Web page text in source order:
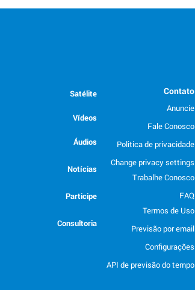
Contato
Anuncie
Fale Conosco
Politica de privacidade
Change privacy settings
Trabalhe Conosco
FAQ
Termos de Uso
Previsão por email
Configurações
API de previsão do tempo
Satélite
Vídeos
Áudios
Notícias
Participe
Consultoria